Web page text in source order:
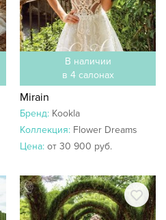
В наличии
в 4 салонах
Mirain
Бренд: Kookla
Коллекция: Flower Dreams
Цена: от 30 900 руб.